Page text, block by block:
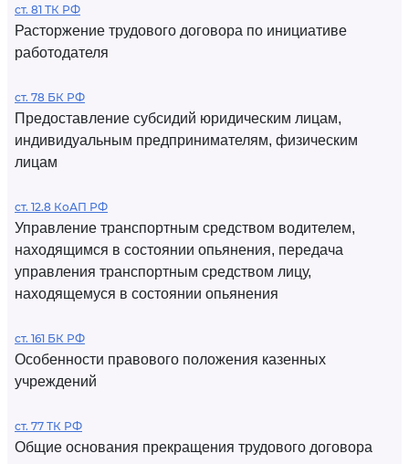
ст. 81 ТК РФ
Расторжение трудового договора по инициативе
работодателя
ст. 78 БК РФ
Предоставление субсидий юридическим лицам,
индивидуальным предпринимателям, физическим
лицам
ст. 12.8 КоАП РФ
Управление транспортным средством водителем,
находящимся в состоянии опьянения, передача
управления транспортным средством лицу,
находящемуся в состоянии опьянения
ст. 161 БК РФ
Особенности правового положения казенных
учреждений
ст. 77 ТК РФ
Общие основания прекращения трудового договора